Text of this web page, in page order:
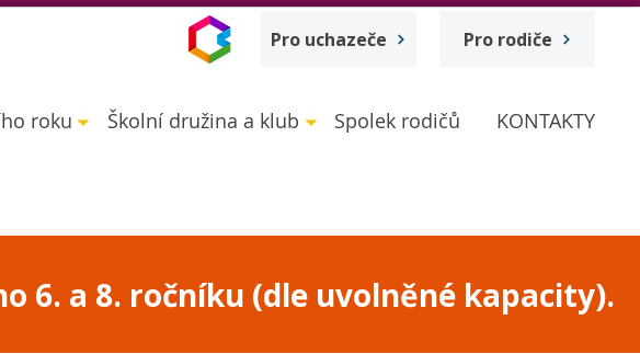
Pro uchazeče Pro rodiče
roku Školní družina a klub Spolek rodičů KONTAKTY
6. a 8. ročníku (dle uvolněné kapacity).